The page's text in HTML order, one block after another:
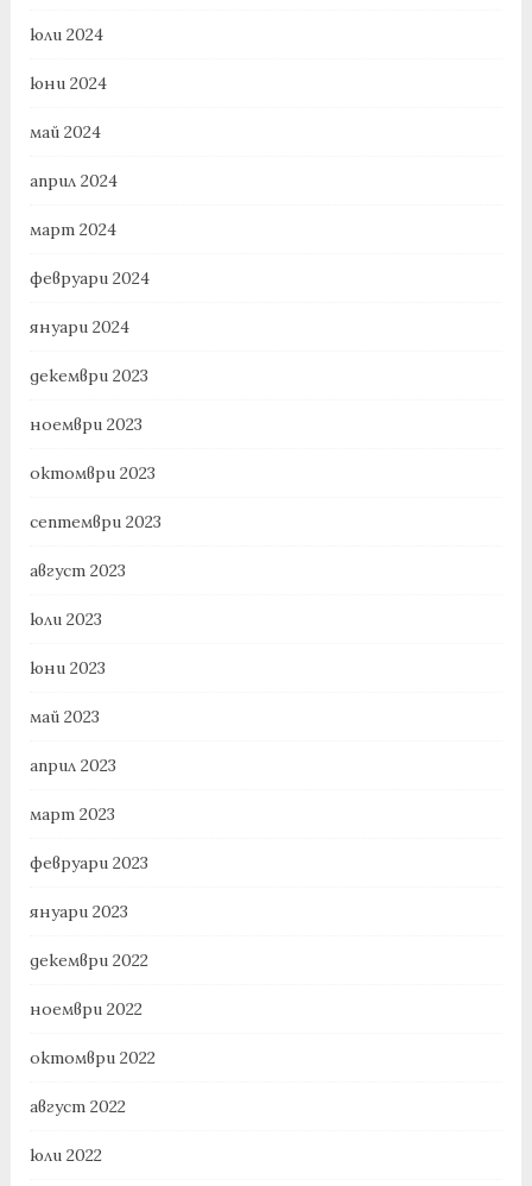
юли 2024
юни 2024
май 2024
април 2024
март 2024
февруари 2024
януари 2024
декември 2023
ноември 2023
октомври 2023
септември 2023
август 2023
юли 2023
юни 2023
май 2023
април 2023
март 2023
февруари 2023
януари 2023
декември 2022
ноември 2022
октомври 2022
август 2022
юли 2022